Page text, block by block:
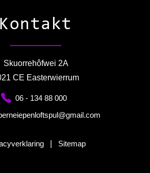
Kontakt
Skuorrehôfwei 2A
CE Easterwierrum
06 - 134 88 000
Sitemap